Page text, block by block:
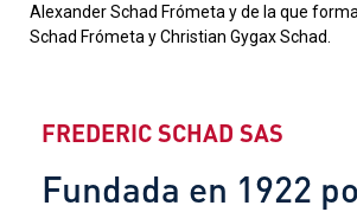
Alexander Schad Frómeta y de la que
Schad Frómeta y Christian Gygax Schad.
FREDERIC SCHAD SAS
Fundada en 1922